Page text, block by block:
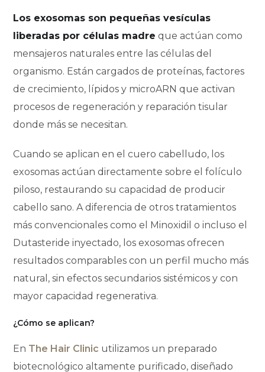
Los exosomas son pequeñas vesículas
liberadas por células madre que actúan como
mensajeros naturales entre las células del
organismo. Están cargados de proteínas, factores
de crecimiento, lípidos y microARN que activan
procesos de regeneración y reparación tisular
donde más se necesitan.
Cuando se aplican en el cuero cabelludo, los
exosomas actúan directamente sobre el folículo
piloso, restaurando su capacidad de producir
cabello sano. A diferencia de otros tratamientos
más convencionales como el Minoxidil o incluso el
Dutasteride inyectado, los exosomas ofrecen
resultados comparables con un perfil mucho más
natural, sin efectos secundarios sistémicos y con
mayor capacidad regenerativa.
¿Cómo se aplican?
En The Hair Clinic utilizamos un preparado
biotecnológico altamente purificado, diseñado